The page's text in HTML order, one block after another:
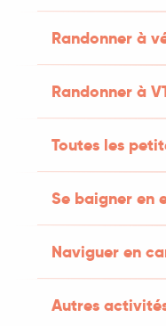
Randonner à
Randonner à
Toutes les
Se baigner en
Naviguer en
Autres